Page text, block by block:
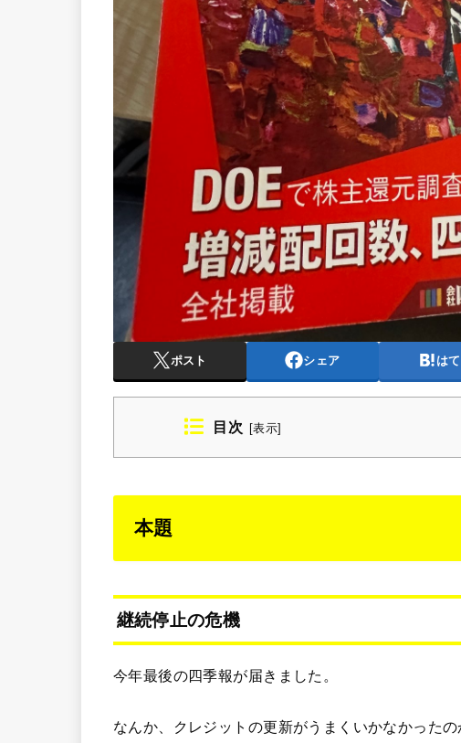
ポスト シェア は
目次 [表示
本題
継続停止の危機
今年最後の四季報が届きました。
なんか、クレジットの更新がうまくいかなかった